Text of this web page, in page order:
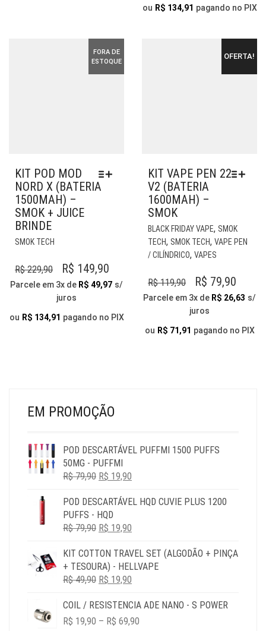
PRODUTO
OPÇÕES
ou R$ 134,91 pagando no PIX
FORA DE
ESTOQUE
KIT POD MOD
NORD X (BATERIA
1500MAH) –
SMOK + JUICE
BRINDE
SMOK TECH
TEM
VÁRIAS
VARIANTES.
AS
OPÇÕES
PRODUTO
R$229,90
O
PREÇO
ORIGINAL
ERA:
R$ 149,90
PREÇO
É:
R$ 149,90.
Parcele em 3x de R$ 49,97 s/
juros
ou R$ 134,91 pagando no PIX
OFERTA!
KIT VAPE PEN 22
V2 (BATERIA
1600MAH) –
SMOK
BLACK FRIDAY VAPE, SMOK
TECH, SMOK TECH, VAPE PEN
/ CILÍNDRICO, VAPES
SER
R$119,90
O
PREÇO
ORIGINAL
ERA:
R$ 79,90
É:
Parcele em 3x de R$ 26,63 s/
juros
ou R$ 71,91 pagando no PIX
EM PROMOÇÃO
POD DESCARTÁVEL PUFFMI 1500 PUFFS
50MG - PUFFMI
R$79,90 O
ORIGINAL
ERA:
R$ 79,90.
R$ 19,90
ATUAL
POD DESCARTÁVEL HQD CUVIE PLUS 1200
PUFFS - HQD
R$79,90 O
ORIGINAL
ERA:
R$ 79,90.
R$ 19,90
ATUAL
É:
KIT COTTON TRAVEL SET (ALGODÃO + PINÇA
+ TESOURA) - HELLVAPE
R$49,90 O
ORIGINAL
ERA:
R$ 19,90
ATUAL
É:
COIL / RESISTENCIA ADE NANO - S POWER
R$ 19,90 – R$ 69,90